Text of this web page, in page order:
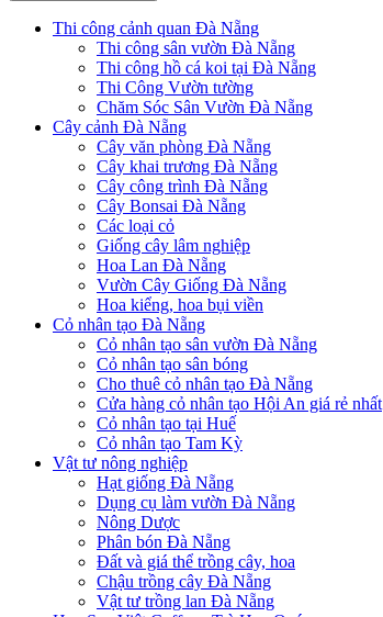
Thi công cảnh quan Đà Nẵng
Thi công sân vườn Đà Nẵng
Thi công hồ cá koi tại Đà Nẵng
Thi Công Vườn tường
Chăm Sóc Sân Vườn Đà Nẵng
Cây cảnh Đà Nẵng
Cây văn phòng Đà Nẵng
Cây khai trương Đà Nẵng
Cây công trình Đà Nẵng
Cây Bonsai Đà Nẵng
Các loại cỏ
Giống cây lâm nghiệp
Hoa Lan Đà Nẵng
Vườn Cây Giống Đà Nẵng
Hoa kiểng, hoa bụi viền
Cỏ nhân tạo Đà Nẵng
Cỏ nhân tạo sân vườn Đà Nẵng
Cỏ nhân tạo sân bóng
Cho thuê cỏ nhân tạo Đà Nẵng
Cửa hàng cỏ nhân tạo Hội An giá rẻ nhất
Cỏ nhân tạo tại Huế
Cỏ nhân tạo Tam Kỳ
Vật tư nông nghiệp
Hạt giống Đà Nẵng
Dụng cụ làm vườn Đà Nẵng
Nông Dược
Phân bón Đà Nẵng
Đất và giá thể trồng cây, hoa
Chậu trồng cây Đà Nẵng
Vật tư trồng lan Đà Nẵng